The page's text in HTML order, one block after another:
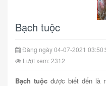
Bạch tuộc
Đăng ngày 04-07-2021
Lượt xem: 2312
Bạch tuộcđược biết đến là